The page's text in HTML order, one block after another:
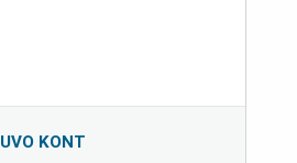
KONT